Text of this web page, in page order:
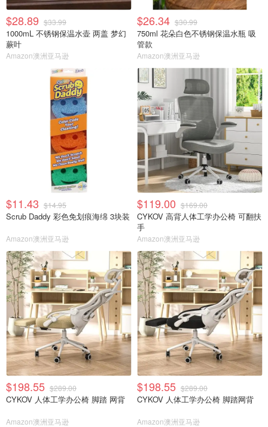
$28.89 $33.99
1000mL 不锈钢保温水壶 两盖 梦幻
蕨叶
Amazon澳洲亚马逊
$26.34 $30.99
750ml 花朵白色不锈钢保温水瓶 吸
管款
Amazon澳洲亚马逊
$11.43 $14.95
Scrub Daddy 彩色免划痕海绵 3块装
Amazon澳洲亚马逊
$119.00 $169.00
CYKOV 高背人体工学办公椅 可翻扶
手
Amazon澳洲亚马逊
$198.55 $289.00
CYKOV 人体工学办公椅 脚踏 网背
Amazon澳洲亚马逊
$198.55 $289.00
CYKOV 人体工学办公椅 脚踏网背
Amazon澳洲亚马逊